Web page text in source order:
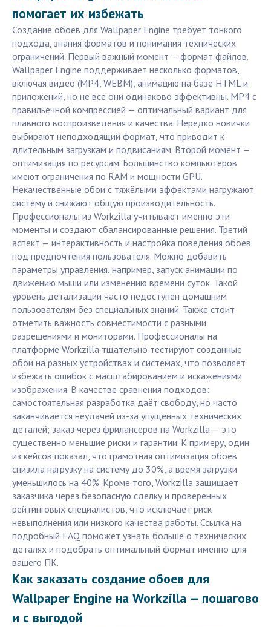
помогает их избежать
Создание обоев для Wallpaper Engine требует тонкого
подхода, знания форматов и понимания технических
ограничений. Первый важный момент — формат файлов.
Wallpaper Engine поддерживает несколько форматов,
включая видео (MP4, WEBM), анимацию на базе HTML и
приложений, но не все они одинаково эффективны. MP4 с
правильечной компрессией — оптимальный вариант для
плавного воспроизведения и качества. Нередко новички
выбирают неподходящий формат, что приводит к
длительным загрузкам и подвисаниям. Второй момент —
оптимизация по ресурсам. Большинство компьютеров
имеют ограничения по RAM и мощности GPU.
Некачественные обои с тяжёлыми эффектами нагружают
систему и снижают общую производительность.
Профессионалы из Workzilla учитывают именно эти
моменты и создают сбалансированные решения. Третий
аспект — интерактивность и настройка поведения обоев
под предпочтения пользователя. Можно добавить
параметры управления, например, запуск анимации по
движению мыши или изменению времени суток. Такой
уровень детализации часто недоступен домашним
пользователям без специальных знаний. Также стоит
отметить важность совместимости с разными
разрешениями и мониторами. Профессионалы на
платформе Workzilla тщательно тестируют созданные
обои на разных устройствах и системах, что позволяет
избежать ошибок с масштабированием и искажениями
изображения. В качестве сравнения подходов:
самостоятельная разработка даёт свободу, но часто
заканчивается неудачей из-за упущенных технических
деталей; заказ через фрилансеров на Workzilla — это
существенно меньшие риски и гарантии. К примеру, один
из кейсов показал, что грамотная оптимизация обоев
снизила нагрузку на систему до 30%, а время загрузки
уменьшилось на 40%. Кроме того, Workzilla защищает
заказчика через безопасную сделку и проверенных
рейтинговых специалистов, что исключает риск
невыполнения или низкого качества работы. Ссылка на
подробный FAQ поможет узнать больше о технических
деталях и подобрать оптимальный формат именно для
вашего ПК.
Как заказать создание обоев для
Wallpaper Engine на Workzilla — пошагово
и с выгодой